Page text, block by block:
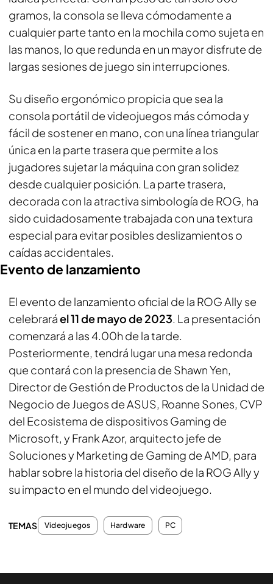
gramos, la consola se lleva cómodamente a
cualquier parte tanto en la mochila como sujeta en
las manos, lo que redunda en un mayor disfrute de
largas sesiones de juego sin interrupciones.
Su diseño ergonómico propicia que sea la
consola portátil de videojuegos más cómoda y
fácil de sostener en mano, con una línea triangular
única en la parte trasera que permite a los
jugadores sujetar la máquina con gran solidez
desde cualquier posición. La parte trasera,
decorada con la atractiva simbología de ROG, ha
sido cuidadosamente trabajada con una textura
especial para evitar posibles deslizamientos o
caídas accidentales.
Evento de lanzamiento
El evento de lanzamiento oficial de la ROG Ally se
celebraráel 11 de mayo de 2023. La presentación
comenzará a las 4.00h de la tarde.
Posteriormente, tendrá lugar una mesa redonda
que contará con la presencia de Shawn Yen,
Director de Gestión de Productos de la Unidad de
Negocio de Juegos de ASUS, Roanne Sones, CVP
del Ecosistema de dispositivos Gaming de
Microsoft, y Frank Azor, arquitecto jefe de
Soluciones y Marketing de Gaming de AMD, para
hablar sobre la historia del diseño de la ROG Ally y
su impacto en el mundo del videojuego.
TEMAS Videojuegos Hardware PC